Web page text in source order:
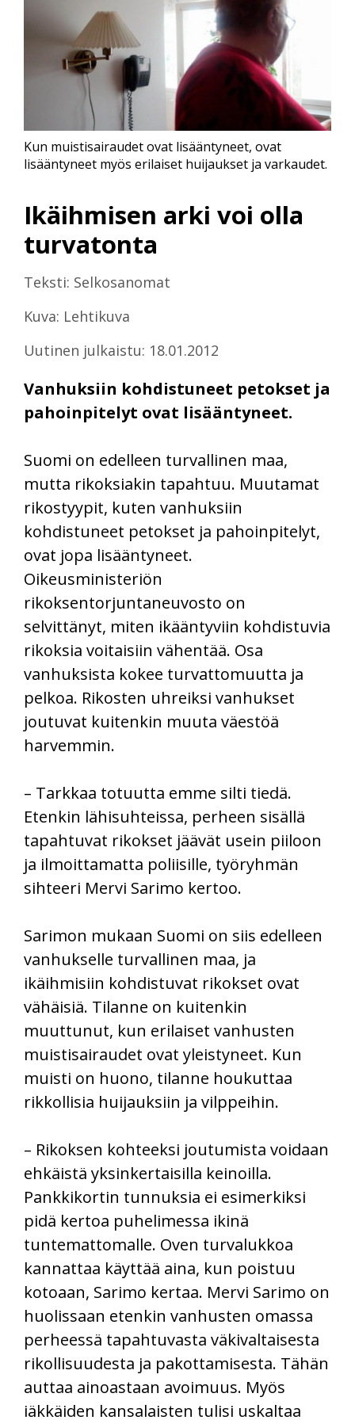
Ikäihmisen arki voi olla
turvatonta
Teksti: Selkosanomat
Kuva: Lehtikuva
Uutinen julkaistu: 18.01.2012
Vanhuksiin kohdistuneet petokset ja
pahoinpitelyt ovat lisääntyneet.
Kun muistisairaudet ovat lisääntyneet, ovat
lisääntyneet myös erilaiset huijaukset ja varkaudet.
Suomi on edelleen turvallinen maa,
mutta rikoksiakin tapahtuu. Muutamat
rikostyypit, kuten vanhuksiin
kohdistuneet petokset ja pahoinpitelyt,
ovat jopa lisääntyneet.
Oikeusministeriön
rikoksentorjuntaneuvosto on
selvittänyt, miten ikääntyviin kohdistuvia
rikoksia voitaisiin vähentää. Osa
vanhuksista kokee turvattomuutta ja
pelkoa. Rikosten uhreiksi vanhukset
joutuvat kuitenkin muuta väestöä
harvemmin.
– Tarkkaa totuutta emme silti tiedä.
Etenkin lähisuhteissa, perheen sisällä
tapahtuvat rikokset jäävät usein piiloon
ja ilmoittamatta poliisille, työryhmän
sihteeri Mervi Sarimo kertoo.
Sarimon mukaan Suomi on siis edelleen
vanhukselle turvallinen maa, ja
ikäihmisiin kohdistuvat rikokset ovat
vähäisiä. Tilanne on kuitenkin
muuttunut, kun erilaiset vanhusten
muistisairaudet ovat yleistyneet. Kun
muisti on huono, tilanne houkuttaa
rikkollisia huijauksiin ja vilppeihin.
– Rikoksen kohteeksi joutumista voidaan
ehkäistä yksinkertaisilla keinoilla.
Pankkikortin tunnuksia ei esimerkiksi
pidä kertoa puhelimessa ikinä
tuntemattomalle. Oven turvalukkoa
kannattaa käyttää aina, kun poistuu
kotoaan, Sarimo kertaa. Mervi Sarimo on
huolissaan etenkin vanhusten omassa
perheessä tapahtuvasta väkivaltaisesta
rikollisuudesta ja pakottamisesta. Tähän
auttaa ainoastaan avoimuus. Myös
iäkkäiden kansalaisten tulisi uskaltaa